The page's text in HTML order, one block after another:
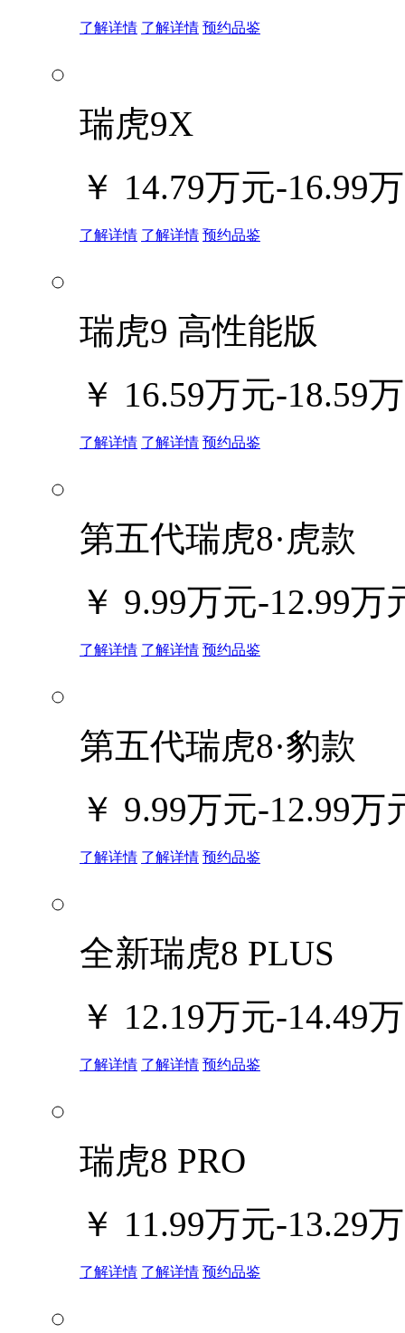
了解详情 了解详情 预约品鉴
瑞虎9X
￥ 14.79万元-16.99
了解详情 了解详情 预约品鉴
瑞虎9 高性能版
￥ 16.59万元-18.59
了解详情 了解详情 预约品鉴
第五代瑞虎8·虎款
￥ 9.99万元-12.99万
了解详情 了解详情 预约品鉴
第五代瑞虎8·豹款
￥ 9.99万元-12.99万
了解详情 了解详情 预约品鉴
全新瑞虎8 PLUS
￥ 12.19万元-14.49
了解详情 了解详情 预约品鉴
瑞虎8 PRO
￥ 11.99万元-13.29
了解详情 了解详情 预约品鉴